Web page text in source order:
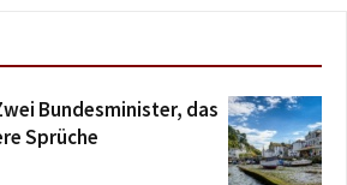
Bundesminister, das
Sprüche